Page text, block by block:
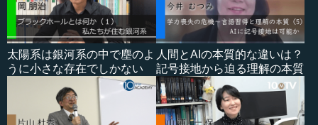
太陽系は銀河系の中で塵のよ
うに小さな存在でしかない
人間とAIの本質的な違いは？
記号接地から迫る理解の本質